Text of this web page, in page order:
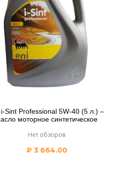
i-Sint Professional 5W-40 (5 л.) –
моторное синтетическое
Нет обзоров
₽3 664.00